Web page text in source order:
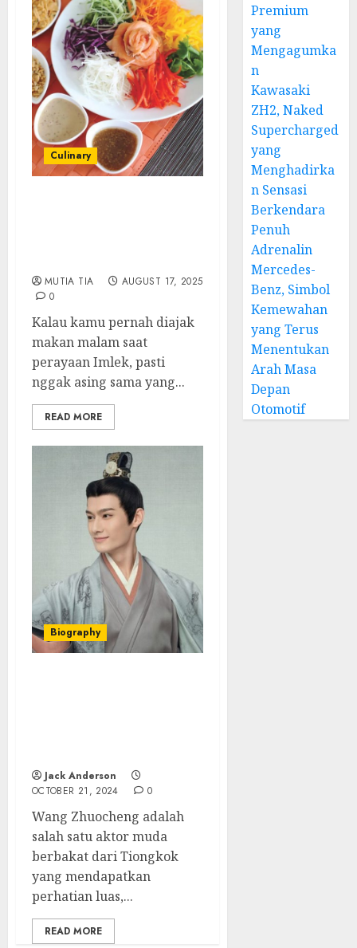
Culinary
MUTIA TIA
AUGUST 17, 2025
0
Kalau kamu pernah diajak
makan malam saat
perayaan Imlek, pasti
nggak asing sama yang...
READ MORE
Biography
Jack Anderson
OCTOBER 21, 2024
0
Wang Zhuocheng adalah
salah satu aktor muda
berbakat dari Tiongkok
yang mendapatkan
perhatian luas,...
READ MORE
Premium
yang
Mengagumka
n
Kawasaki
ZH2, Naked
Supercharged
yang
Menghadirka
n Sensasi
Berkendara
Penuh
Adrenalin
Mercedes-
Benz, Simbol
Kemewahan
yang Terus
Menentukan
Arah Masa
Depan
Otomotif